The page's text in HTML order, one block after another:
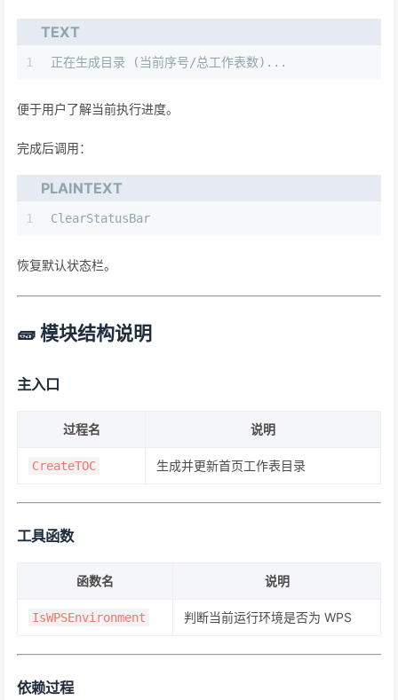
TEXT
1 正在生成目录 (当前序号/总工作表数)...
便于用户了解当前执行进度。
完成后调用：
PLAINTEXT
1 ClearStatusBar
恢复默认状态栏。
🧱 模块结构说明
主入口
过程名 说明
CreateTOC 生成并更新首页工作表目录
工具函数
函数名 说明
IsWPSEnvironment 判断当前运行环境是否为 WPS
依赖过程